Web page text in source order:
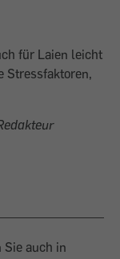
für Laien leicht
Stressfaktoren,
auch in